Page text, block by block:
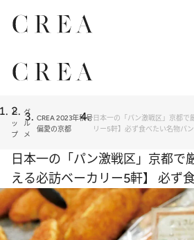
ト
ッ
プ
グ
ル
メ
CREA 2023年秋号
偏愛の京都
日本一の「パン激戦区」京都で
リー5軒】必ず食べたい名物パ
日本一の「パン激戦区」京都で
える必訪ベーカリー5軒】 必ず
教えます